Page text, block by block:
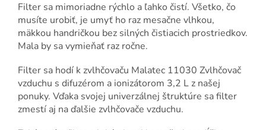
Filter sa mimoriadne rýchlo a ľahko čistí. Všetko, čo
musíte urobiť, je umyť ho raz mesačne vlhkou,
mäkkou handričkou bez silných čistiacich prostriedkov.
Mala by sa vymieňať raz ročne.
Filter sa hodí k zvlhčovaču Malatec 11030 Zvlhčovač
vzduchu s difuzérom a ionizátorom 3,2 L z našej
ponuky. Vďaka svojej univerzálnej štruktúre sa filter
zmestí aj na ďalšie zvlhčovače vzduchu.